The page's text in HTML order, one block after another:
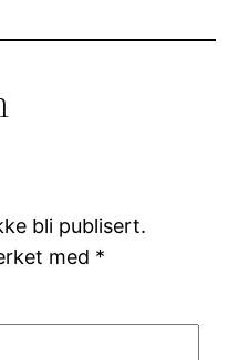
bli publisert.
med *